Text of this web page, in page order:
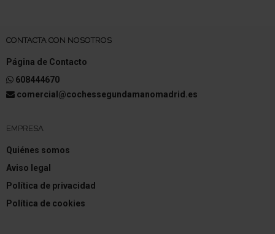
CONTACTA CON NOSOTROS
Página de Contacto
608444670
comercial@cochessegundamanomadrid.es
EMPRESA
Quiénes somos
Aviso legal
Política de privacidad
Política de cookies